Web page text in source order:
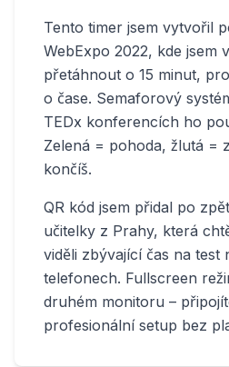
Tento timer jsem vytvořil
WebExpo 2022, kde jsem
přetáhnout o 15 minut,
o čase. Semaforový
TEDx konferencích ho
Zelená = pohoda, žlutá =
končíš.
QR kód jsem přidal po
učitelky z Prahy, která
viděli zbývající čas na test
telefonech. Fullscreen
druhém monitoru –
profesionální setup bez